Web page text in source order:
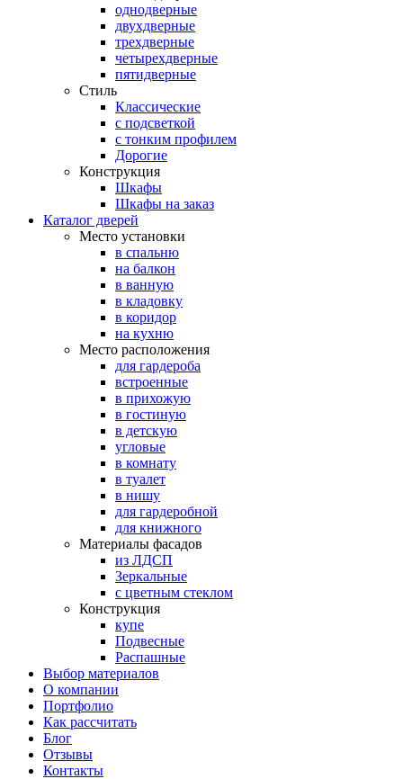
однодверные
двухдверные
трехдверные
четырехдверные
пятидверные
Стиль
Классические
с подсветкой
с тонким профилем
Дорогие
Конструкция
Шкафы
Шкафы на заказ
Каталог дверей
Место установки
в спальню
на балкон
в ванную
в кладовку
в коридор
на кухню
Место расположения
для гардероба
встроенные
в прихожую
в гостиную
в детскую
угловые
в комнату
в туалет
в нишу
для гардеробной
для книжного
Материалы фасадов
из ЛДСП
Зеркальные
с цветным стеклом
Конструкция
купе
Подвесные
Распашные
Выбор материалов
О компании
Портфолио
Как рассчитать
Блог
Отзывы
Контакты